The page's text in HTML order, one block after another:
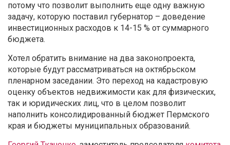
потому что позволит выполнить еще одну важную
задачу, которую поставил губернатор – доведение
инвестиционных расходов к 14-15 % от суммарного
бюджета.
Хотел обратить внимание на два законопроекта,
которые будут рассматриваться на октябрьском
пленарном заседании. Это переход на кадастровую
оценку объектов недвижимости как для физических,
так и юридических лиц, что в целом позволит
наполнить консолидированный бюджет Пермского
края и бюджеты муниципальных образований.